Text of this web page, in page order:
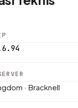
· Bracknell